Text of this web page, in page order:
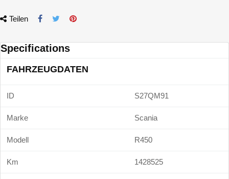
Teilen
Specifications
FAHRZEUGDATEN
ID S27QM91
Marke Scania
Modell R450
Km 1428525